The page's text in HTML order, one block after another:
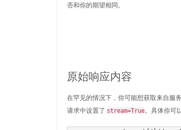
否和你的期望相同。
原始响应内容
在罕见的情况下，你可能想获取来自服
请求中设置了 stream=True。具体你可